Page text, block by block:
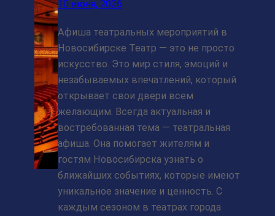
10 июня, 2026
Афиша театральных мероприятий в
Новосибирске Театр — это не просто
искусство. Это мир стиля, эмоций и
незабываемых впечатлений, который
открывает свои двери всем
желающим. Всегда актуальная и
востребованная тема — театральная
афиша. Она помогает жителям и
гостям Новосибирска узнать о
ближайших событиях, которые имеют
уникальное значение и ценность. С
каждым сезоном в театрах города